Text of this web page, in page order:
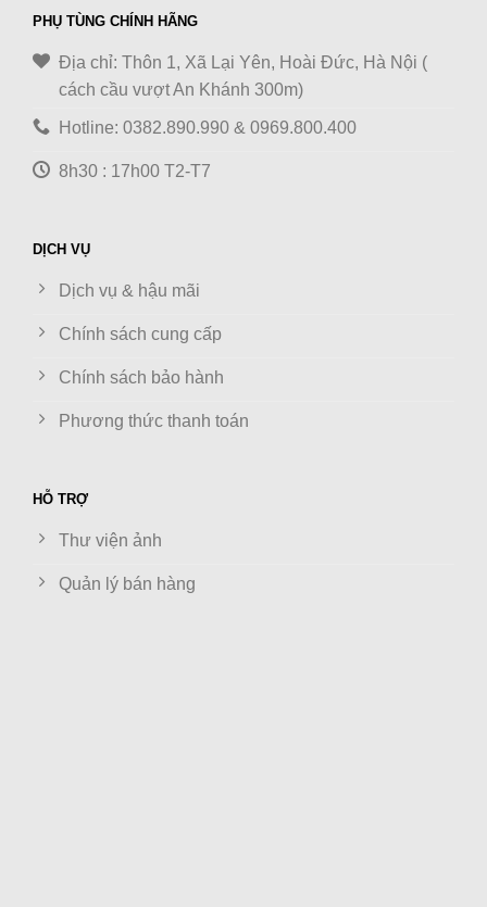
PHỤ TÙNG CHÍNH HÃNG
Địa chỉ: Thôn 1, Xã Lại Yên, Hoài Đức, Hà Nội (
cách cầu vượt An Khánh 300m)
Hotline: 0382.890.990 & 0969.800.400
8h30 : 17h00 T2-T7
DỊCH VỤ
Dịch vụ & hậu mãi
Chính sách cung cấp
Chính sách bảo hành
Phương thức thanh toán
HỖ TRỢ
Thư viện ảnh
Quản lý bán hàng